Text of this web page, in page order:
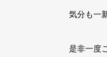
気分も一
是非一度